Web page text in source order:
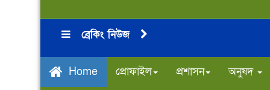
ব্রেকিং নিউজ
Home প্রোফাইল প্রশাসন অনুষদ